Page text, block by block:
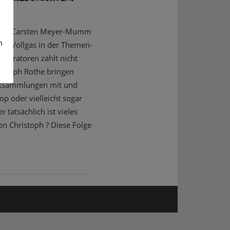
Carsten Meyer-Mumm
Vollgas in der Themen-
zählt nicht
Rothe bringen
mit und
oder vielleicht sogar
tatsächlich ist vieles
Christoph ? Diese Folge